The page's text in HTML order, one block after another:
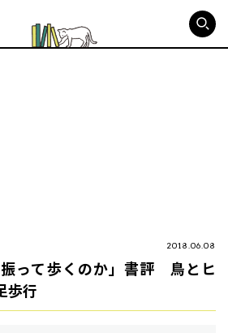
2018.06.08
振って歩くのか」書評 鳥とヒ
歩行